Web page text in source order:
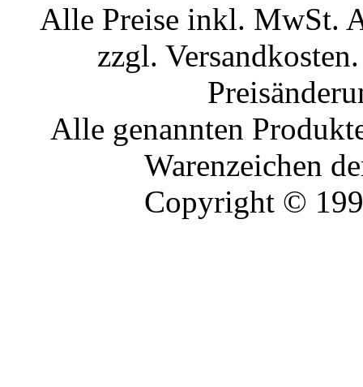
Alle Preise inkl. MwSt.
zzgl.
Alle genannten
Warenzeichen
Copyright ©